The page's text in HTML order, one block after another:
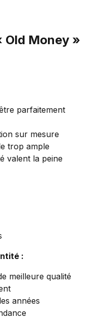
Old Money »
parfaitement
sur mesure
trop ample
valent la peine
:
meilleure qualité
années